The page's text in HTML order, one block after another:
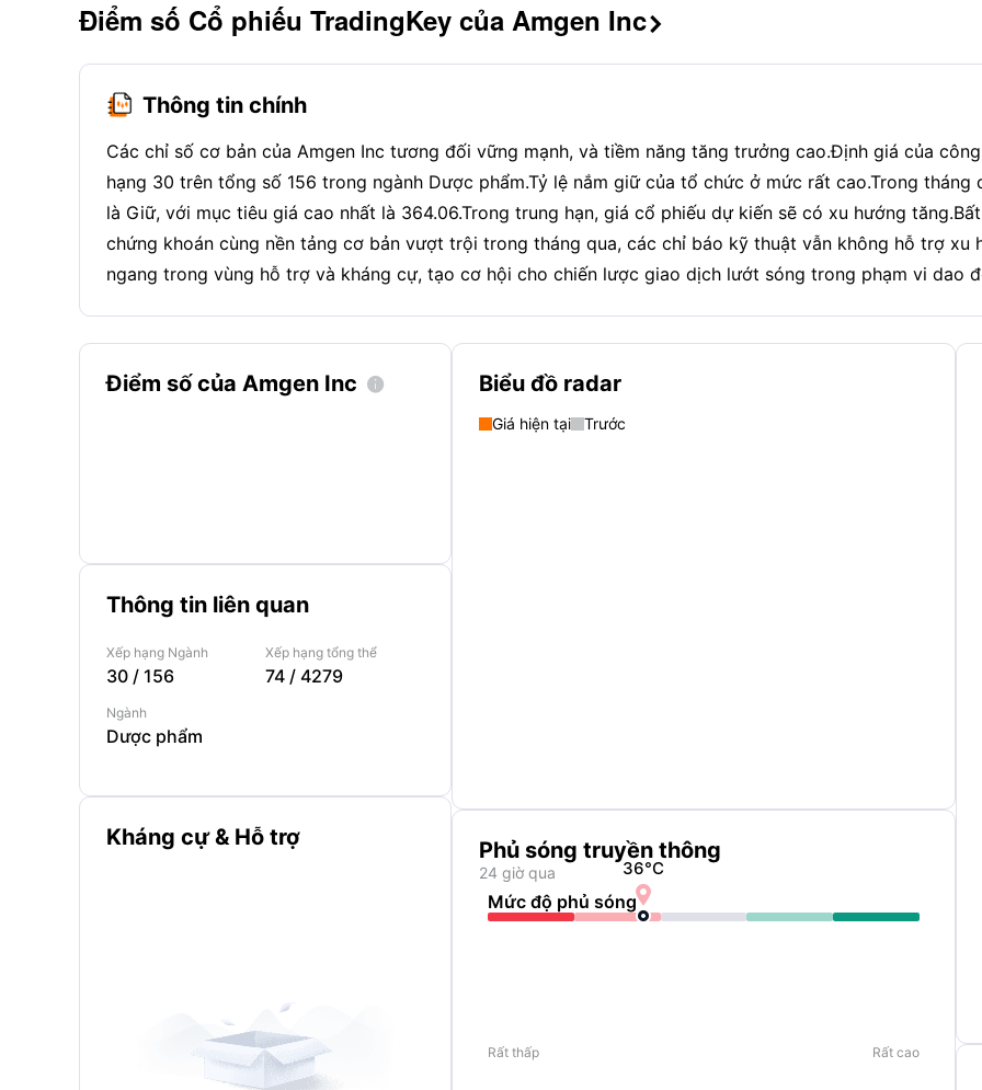
Điểm số Cổ phiếu TradingKey của Amgen Inc
Thông tin chính
Các chỉ số cơ bản của Amgen Inc tương đối vững mạnh, và tiềm năng tăng trưởng cao.Định giá của
hạng 30 trên tổng số 156 trong ngành Dược phẩm.Tỷ lệ nắm giữ của tổ chức ở mức rất cao.Trong
là Giữ, với mục tiêu giá cao nhất là 364.06.Trong trung hạn, giá cổ phiếu dự kiến sẽ có xu hướng
chứng khoán cùng nền tảng cơ bản vượt trội trong tháng qua, các chỉ báo kỹ thuật vẫn không hỗ trợ xu
ngang trong vùng hỗ trợ và kháng cự, tạo cơ hội cho chiến lược giao dịch lướt sóng trong phạm vi dao
Điểm số của Amgen Inc 
Thông tin liên quan
Xếp hạng Ngành
30 / 156
Xếp hạng tổng thể
74 / 4279
Ngành
Dược phẩm
Kháng cự & Hỗ trợ
Biểu đồ radar
Giá hiện tại Trước
Phủ sóng truyền thông
24 giờ qua
Mức độ phủ sóng
36°C

Rất thấp Rất cao